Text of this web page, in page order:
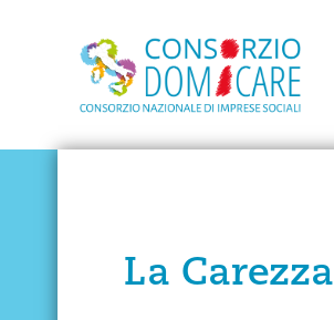
La Carezza